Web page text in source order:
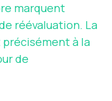
marquent
réévaluation. La
à la
de